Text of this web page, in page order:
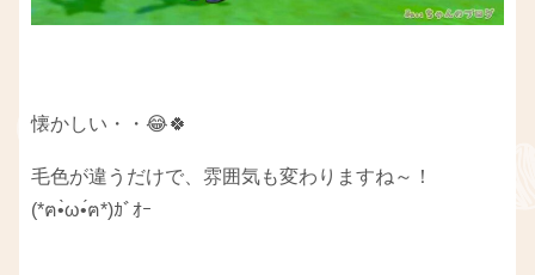
懐かしい・・😂🍀
毛色が違うだけで、雰囲気も変わりますね～！
(*ฅ•̀ω•́ฅ*)ｶﾞｵｰ